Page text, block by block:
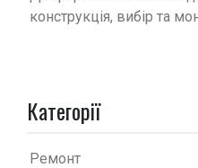
конструкція, вибір та
Категорії
Ремонт